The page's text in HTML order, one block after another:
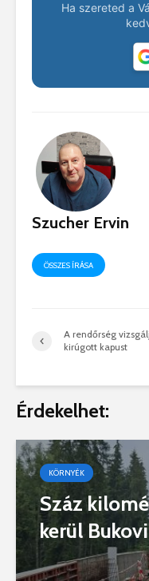
Ha szereted a
Szucher Ervin
ÖSSZES ÍRÁSA
A rendőrség
kirúgott kapust
Érdekelhet:
KÖRNYÉK
Száz
kerül